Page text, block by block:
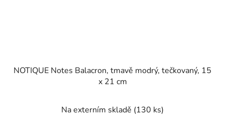
NOTIQUE Notes Balacron, tmavě modrý, tečkovaný, 15
x 21 cm
Na externím skladě (130 ks)